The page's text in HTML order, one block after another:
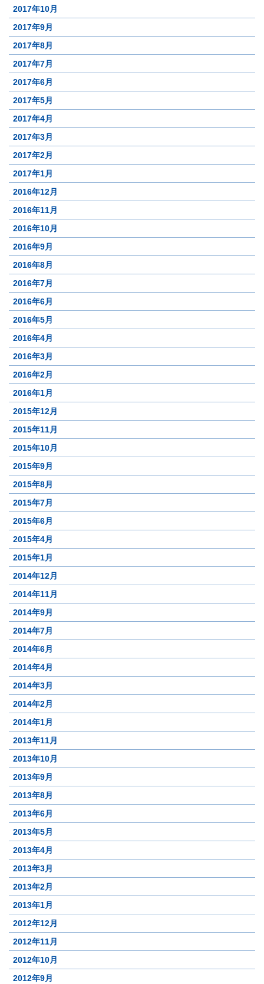
2017年10月
2017年9月
2017年8月
2017年7月
2017年6月
2017年5月
2017年4月
2017年3月
2017年2月
2017年1月
2016年12月
2016年11月
2016年10月
2016年9月
2016年8月
2016年7月
2016年6月
2016年5月
2016年4月
2016年3月
2016年2月
2016年1月
2015年12月
2015年11月
2015年10月
2015年9月
2015年8月
2015年7月
2015年6月
2015年4月
2015年1月
2014年12月
2014年11月
2014年9月
2014年7月
2014年6月
2014年4月
2014年3月
2014年2月
2014年1月
2013年11月
2013年10月
2013年9月
2013年8月
2013年6月
2013年5月
2013年4月
2013年3月
2013年2月
2013年1月
2012年12月
2012年11月
2012年10月
2012年9月